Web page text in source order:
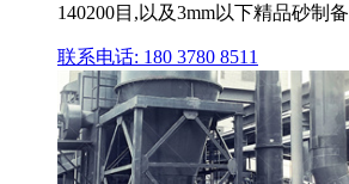
140200目,以及3mm以下精品砂制
联系电话: 180 3780 8511